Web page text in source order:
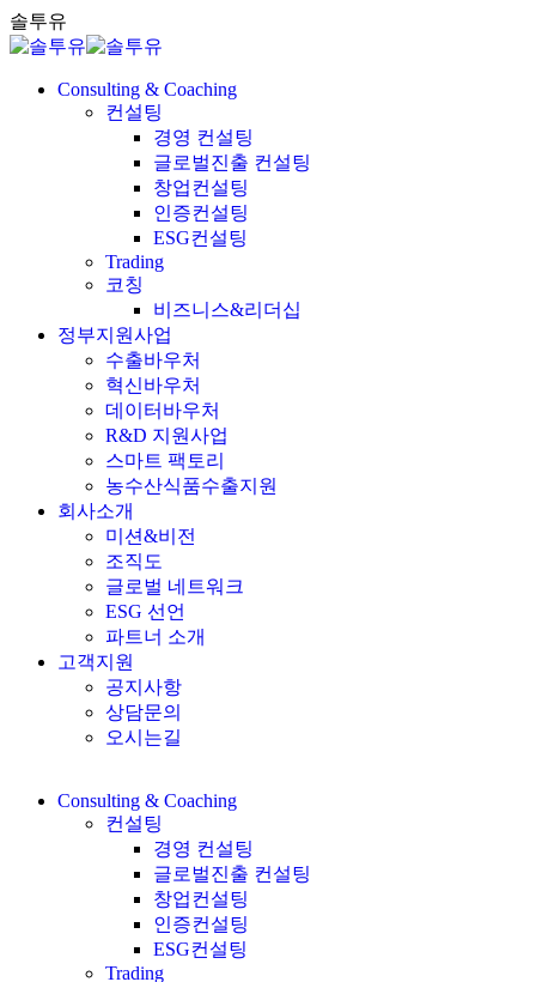
Skip
to
content
솔투유
Consulting & Coaching
컨설팅
경영 컨설팅
글로벌진출 컨설팅
창업컨설팅
인증컨설팅
ESG컨설팅
Trading
코칭
비즈니스&리더십
정부지원사업
수출바우처
혁신바우처
데이터바우처
R&D 지원사업
스마트 팩토리
농수산식품수출지원
회사소개
미션&비전
조직도
글로벌 네트워크
ESG 선언
파트너 소개
고객지원
공지사항
상담문의
오시는길
Consulting & Coaching
컨설팅
경영 컨설팅
글로벌진출 컨설팅
창업컨설팅
인증컨설팅
ESG컨설팅
Trading